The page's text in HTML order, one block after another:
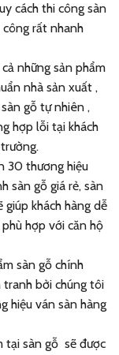
cách thi công sàn
rất nhanh
những sản phẩm
nhà sản xuất ,
gỗ tự nhiên ,
hợp lỗi tại khách
30 thương hiệu
sàn gỗ giá rẻ, sàn
khách hàng dễ
hợp với căn hộ
sàn gỗ chính
tranh bởi chúng tôi
hiệu ván sàn hàng
tại sàn gỗ sẽ được